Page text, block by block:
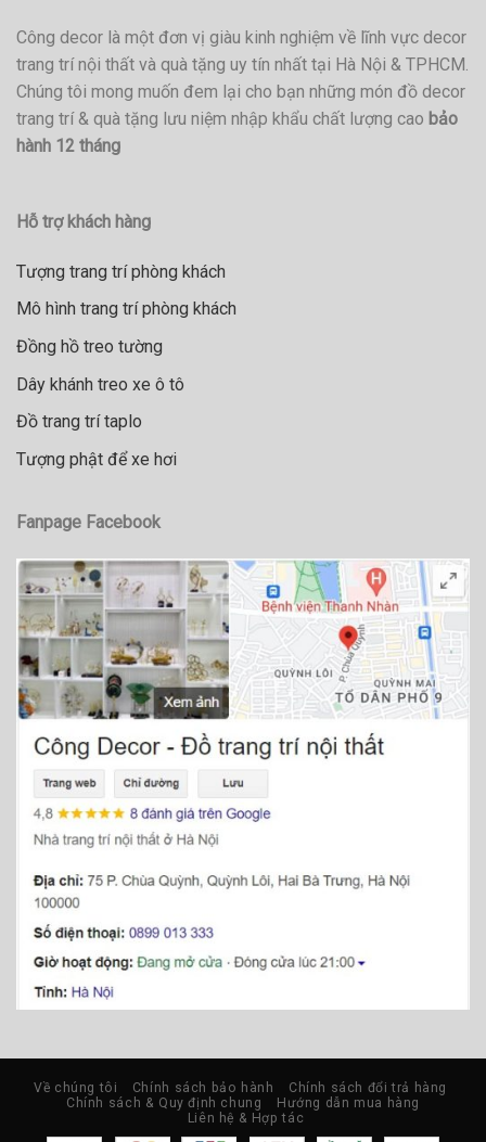
Công decor là một đơn vị giàu kinh nghiệm về lĩnh vực decor
trang trí nội thất và quà tặng uy tín nhất tại Hà Nội & TPHCM.
Chúng tôi mong muốn đem lại cho bạn những món đồ decor
trang trí & quà tặng lưu niệm nhập khẩu chất lượng cao bảo
hành 12 tháng
Hỗ trợ khách hàng
Tượng trang trí phòng khách
Mô hình trang trí phòng khách
Đồng hồ treo tường
Dây khánh treo xe ô tô
Đồ trang trí taplo
Tượng phật để xe hơi
Fanpage Facebook
Về chúng tôi Chính sách bảo hành
Chính sách đổi trả hàng
Chính sách & Quy định chung
Hướng dẫn mua hàng
Liên hệ & Hợp tác